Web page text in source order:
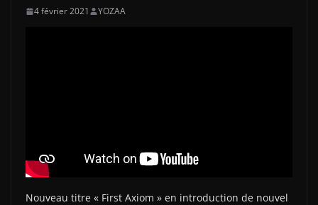
4 février 2021 YOZAA
Nouveau titre « First Axiom » en introduction de nouvel